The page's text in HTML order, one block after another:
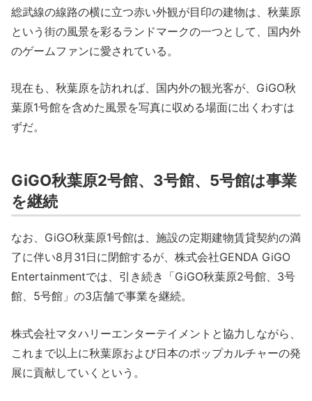
総武線の線路の横に立つ赤い外観が目印の建物は、秋葉原
という街の風景を彩るランドマークの一つとして、国内外
のゲームファンに愛されている。
現在も、秋葉原を訪れれば、国内外の観光客が、GiGO秋
葉原1号館を含めた風景を写真に収める場面に出くわすは
ずだ。
GiGO秋葉原2号館、3号館、5号館は事業
を継続
なお、GiGO秋葉原1号館は、施設の定期建物賃貸契約の満
了に伴い8月31日に閉館するが、株式会社GENDA GiGO
Entertainmentでは、引き続き「GiGO秋葉原2号館、3号
館、5号館」の3店舗で事業を継続。
株式会社マタハリーエンターテイメントと協力しながら、
これまで以上に秋葉原および日本のポップカルチャーの発
展に貢献していくという。